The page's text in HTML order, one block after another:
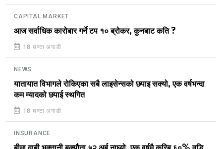
CAPITAL MARKET
आज सर्वाधिक कारोबार गर्ने टप १० ब्रोकर, कुनबाट कति ?
18 घण्टा अगाडी
NEWS
यातायात विभागले रोकिएका सबै लाइसेन्सको छपाइ सक्यो, एक वर्षभन्दा
कम म्यादको छपाई स्थगित
18 घण्टा अगाडी
INSURANCE